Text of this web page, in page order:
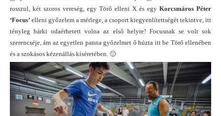
rosszul, két szoros vereség, egy Törő elleni X és egy Korcsmáros Péter
‘Focus’ elleni győzelem a mérlege, a csoport kiegyenlítettségét tekintve, itt
tényleg bárki odaérhetett volna az első helyre! Focusnak se volt sok
szerencséje, ám az egyetlen panna győzelmet ő húzta itt be Törő ellenében
és a szokásos kézenállás kíséretében. 🙂